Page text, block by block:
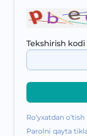
Tekshirish kodi
Ro‘yxatdan o‘tish
Parolni qayta